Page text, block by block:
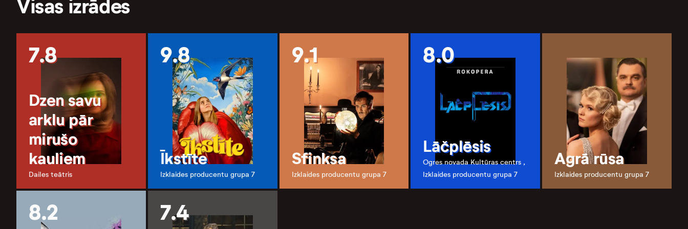
Visas izrādes
7.8
Dzen savu
arklu pār
mirušo
kauliem
Dailes teātris
9.8
Īkstīte
Izklaides producentu grupa 7
9.1
Sfinksa
Izklaides producentu grupa 7
8.0
Lāčplēsis
Ogres novada Kultūras centrs ,
Izklaides producentu grupa 7
Agrā rūsa
Izklaides producentu grupa 7
8.2 7.4